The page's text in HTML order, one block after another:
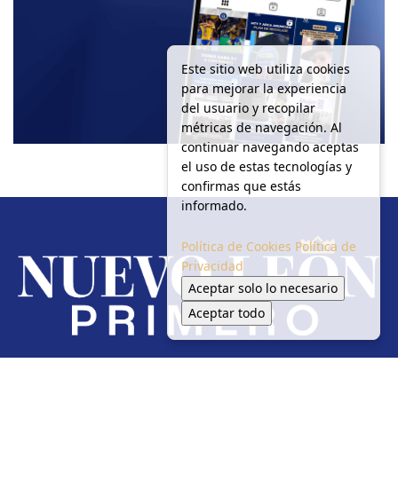
Este sitio web utiliza cookies
para mejorar la experiencia
del usuario y recopilar
métricas de navegación. Al
continuar navegando aceptas
el uso de estas tecnologías y
confirmas que estás
informado.
Política de Cookies Política de
Privacidad
Aceptar solo lo necesario
Aceptar todo